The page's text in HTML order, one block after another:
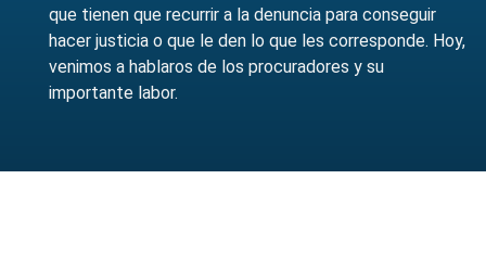
que tienen que recurrir a la denuncia para conseguir
hacer justicia o que le den lo que les corresponde. Hoy,
venimos a hablaros de los procuradores y su
importante labor.